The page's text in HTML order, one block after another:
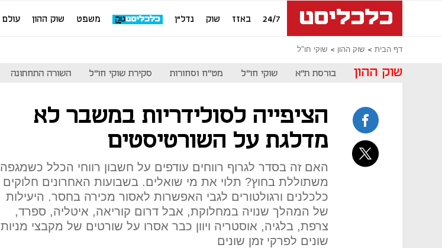
24/7 באזז שוק נדל"ן משפט שוק ההון עולם
דף הבית שוק ההון שוקי חו"ל
שוק ההון בורסת ת"א שוקי חו"ל מט"ח וסחורות סקירת שוקי חו"ל השורה התחתונה
הציפייה לסולידריות במשבר לא
מדלגת על השורטיסטים
האם זה בסדר לגרוף רווחים עודפים על חשבון רווחי הכלל כשמגפה
משתוללת בחוץ? תלוי את מי שואלים. בשבועות האחרונים חלוקים
כלכלנים ורגולטורים לגבי האפשרות לאסור מכירה בחסר. היעילות
של המהלך שנויה במחלוקת, אבל דרום קוריאה, איטליה, ספרד,
צרפת, בלגיה, אוסטריה ויוון כבר אסרו על שורטים של מקבצי מניות
שונים לפרקי זמן שונים